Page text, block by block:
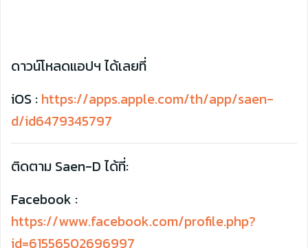
ดาวน์โหลดแอปฯ ได้เลยที่
iOS : https://apps.apple.com/th/app/saen-
d/id6479345797
ติดตาม Saen-D ได้ที่:
Facebook :
https://www.facebook.com/profile.php?
id=61556502696997